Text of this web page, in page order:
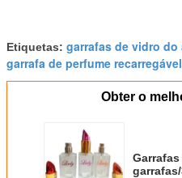
Etiquetas: garrafas de vidro
garrafa de perfume recarregável
Obter o